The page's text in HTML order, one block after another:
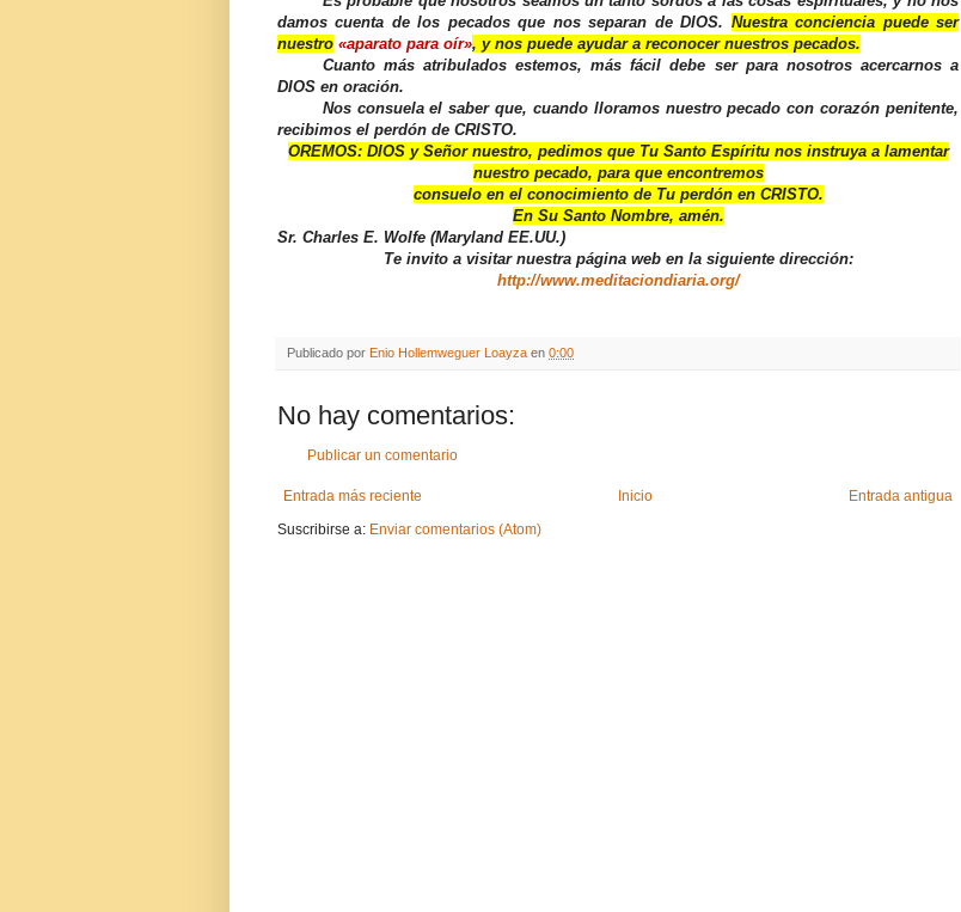
damos cuenta de los pecados que nos separan de DIOS. Nuestra conciencia puede ser
nuestro «aparato para oír», y nos puede ayudar a reconocer nuestros pecados.
Cuanto más atribulados estemos, más fácil debe ser para nosotros acercarnos a
DIOS en oración.
Nos consuela el saber que, cuando lloramos nuestro pecado con corazón penitente,
recibimos el perdón de CRISTO.
OREMOS:DIOS y Señor nuestro, pedimos que Tu Santo Espíritu nos instruya a lamentar
nuestro pecado, para que encontremos
consuelo en el conocimiento de Tu perdón en CRISTO.
En Su Santo Nombre, amén.
Sr. Charles E. Wolfe (Maryland EE.UU.)
Te invito a visitar nuestra página web en la siguiente dirección:
http://www.meditaciondiaria.org/
Publicado por Enio Hollemweguer Loayza en 0:00
No hay comentarios:
Publicar un comentario
Entrada más reciente Entrada antigua
Inicio
Suscribirse a: Enviar comentarios (Atom)